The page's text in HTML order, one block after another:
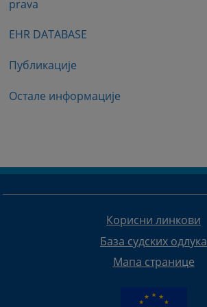
prava
EHR DATABASE
Публикације
Остале информације
Корисни линкови
База судских одлука
Мапа странице